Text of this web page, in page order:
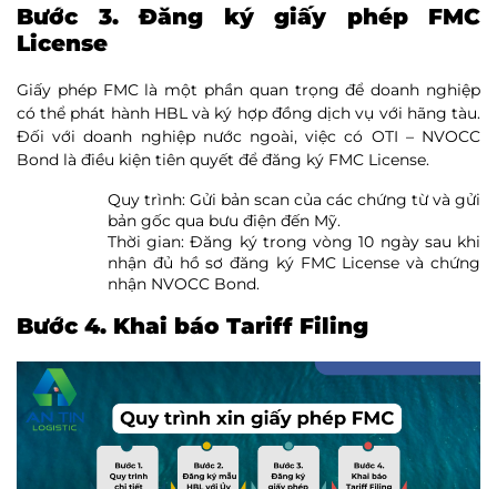
Bước 3. Đăng ký giấy phép FMC
License
Giấy phép FMC là một phần quan trọng để doanh nghiệp
có thể phát hành HBL và ký hợp đồng dịch vụ với hãng tàu.
Đối với doanh nghiệp nước ngoài, việc có OTI – NVOCC
Bond là điều kiện tiên quyết để đăng ký FMC License.
Quy trình: Gửi bản scan của các chứng từ và gửi
bản gốc qua bưu điện đến Mỹ.
Thời gian: Đăng ký trong vòng 10 ngày sau khi
nhận đủ hồ sơ đăng ký FMC License và chứng
nhận NVOCC Bond.
Bước 4. Khai báo Tariff Filing